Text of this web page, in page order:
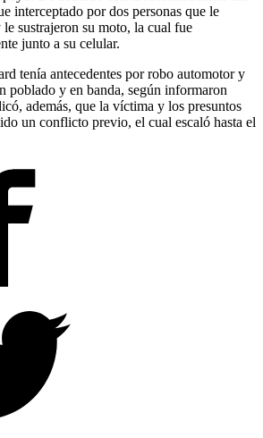
interceptado por dos personas que le
sustrajeron su moto, la cual fue
junto a su celular.
tenía antecedentes por robo automotor y
poblado y en banda, según informaron
además, que la víctima y los presuntos
un conflicto previo, el cual escaló hasta el